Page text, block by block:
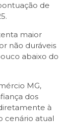
de
maior
não duráveis
abaixo do
MG,
dos
à
cenário atual